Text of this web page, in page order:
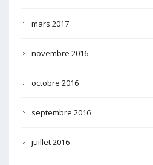
mars 2017
novembre 2016
octobre 2016
septembre 2016
juillet 2016